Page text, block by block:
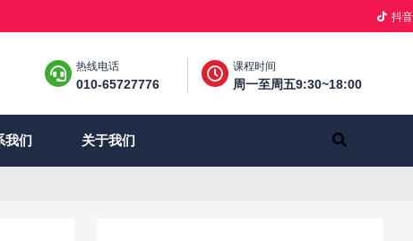
抖音
热线电话
010-65727776
课程时间
周一至周五9:30~18:00
我们 关于我们